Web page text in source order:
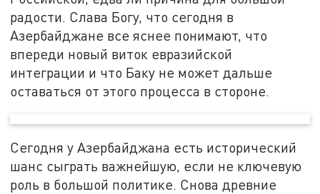
радости. Слава Богу, что сегодня в
Азербайджане все яснее понимают, что
впереди новый виток евразийской
интеграции и что Баку не может дальше
оставаться от этого процесса в стороне.
Сегодня у Азербайджана есть исторический
шанс сыграть важнейшую, если не ключевую
роль в большой политике. Снова древние